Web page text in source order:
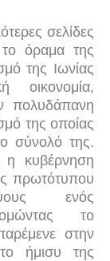
σελίδες
το όραμα της
της Ιωνίας
οικονομία,
πολυδάπανη
της οποίας
σύνολό της.
η κυβέρνηση
πρωτότυπου
ενός
το
στην
ήμισυ της